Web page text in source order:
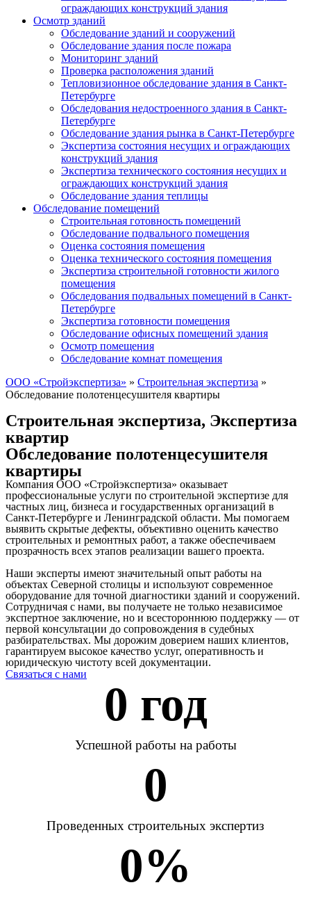
ограждающих конструкций здания
Осмотр зданий
Обследование зданий и сооружений
Обследование здания после пожара
Мониторинг зданий
Проверка расположения зданий
Тепловизионное обследование здания в Санкт-
Петербурге
Обследования недостроенного здания в Санкт-
Петербурге
Обследование здания рынка в Санкт-Петербурге
Экспертиза состояния несущих и ограждающих
конструкций здания
Экспертиза технического состояния несущих и
ограждающих конструкций здания
Обследование здания теплицы
Обследование помещений
Строительная готовность помещений
Обследование подвального помещения
Оценка состояния помещения
Оценка технического состояния помещения
Экспертиза строительной готовности жилого
помещения
Обследования подвальных помещений в Санкт-
Петербурге
Экспертиза готовности помещения
Обследование офисных помещений здания
Осмотр помещения
Обследование комнат помещения
ООО «Стройэкспертиза» » Строительная экспертиза »
Обследование полотенцесушителя квартиры
Строительная экспертиза, Экспертиза
квартир
Обследование полотенцесушителя
квартиры
Компания ООО «Стройэкспертиза» оказывает
профессиональные услуги по строительной экспертизе для
частных лиц, бизнеса и государственных организаций в
Санкт-Петербурге и Ленинградской области. Мы помогаем
выявить скрытые дефекты, объективно оценить качество
строительных и ремонтных работ, а также обеспечиваем
прозрачность всех этапов реализации вашего проекта.
Наши эксперты имеют значительный опыт работы на
объектах Северной столицы и используют современное
оборудование для точной диагностики зданий и сооружений.
Сотрудничая с нами, вы получаете не только независимое
экспертное заключение, но и всестороннюю поддержку — от
первой консультации до сопровождения в судебных
разбирательствах. Мы дорожим доверием наших клиентов,
гарантируем высокое качество услуг, оперативность и
юридическую чистоту всей документации.
Связаться с нами
0 год
Успешной работы на работы
0
Проведенных строительных экспертиз
0%